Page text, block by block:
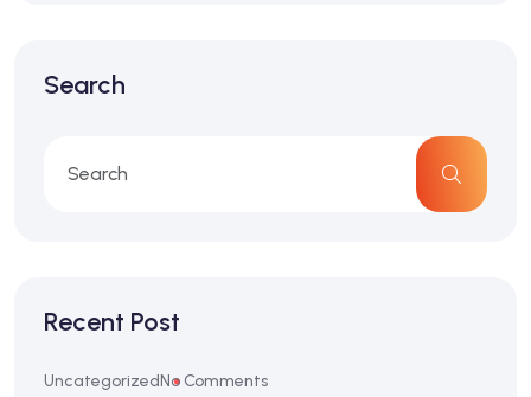
Search
Recent Post
UncategorizedNo Comments